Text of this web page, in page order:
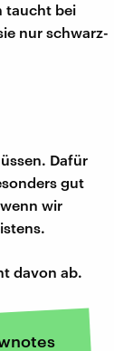
taucht bei
nur schwarz-
Dafür
gut
wir
davon ab.